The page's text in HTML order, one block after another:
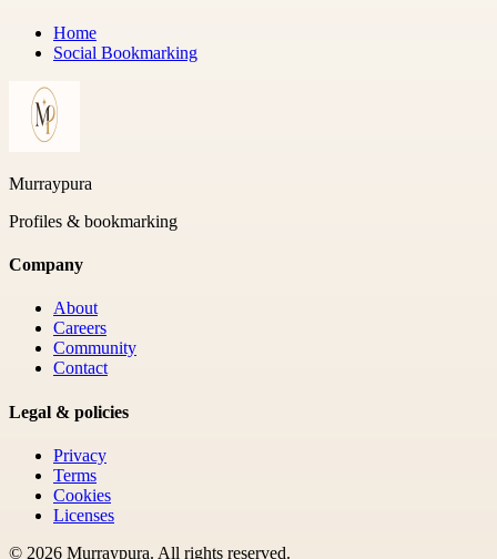
Home
Social Bookmarking
Murraypura
Profiles & bookmarking
Company
About
Careers
Community
Contact
Legal & policies
Privacy
Terms
Cookies
Licenses
© 2026 Murraypura. All rights reserved.